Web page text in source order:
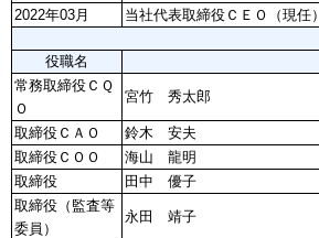
2022年03月
当社代表取締役ＣＥＯ（現任）
役職名
常務取締役ＣＱ
Ｏ
宮竹 秀太郎
取締役ＣＡＯ
鈴木 安夫
取締役ＣＯＯ
海山 龍明
取締役
田中 優子
取締役（監査等
委員）
永田 靖子